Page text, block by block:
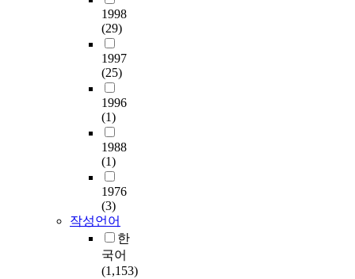
1998
(29)
1997
(25)
1996
(1)
1988
(1)
1976
(3)
작성언어
한
국어
(1,153)